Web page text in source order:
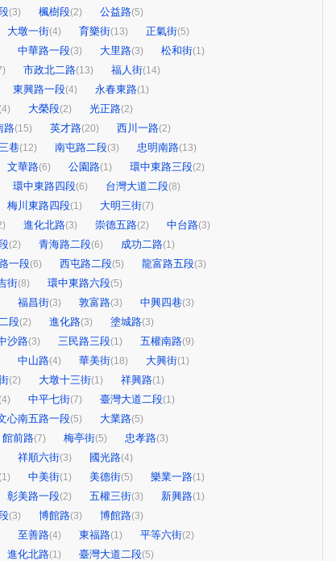
(3) 楓樹段(2) 公益路(5)
大墩一街(4) 育樂街(13) 正氣街(5)
中華路一段(3) 大里路(3) 松和街(1)
市政北二路(13) 福人街(14)
東興路一段(4) 永春東路(1)
(4) 大榮段(2) 光正路(2)
路(15) 英才路(20) 西川一路(2)
巷(12) 南屯路二段(3) 忠明南路(13)
文華路(6) 公園路(1) 環中東路三段(2)
環中東路四段(6) 台灣大道二段(8)
梅川東路四段(1) 大明三街(7)
進化北路(3) 崇德五路(2) 中台路(3)
(2) 青海路二段(6) 成功二路(1)
一段(6) 西屯路二段(5) 龍富路五段(3)
街(8) 環中東路六段(5)
福昌街(3) 敦富路(3) 中興四巷(3)
段(2) 進化路(3) 塗城路(3)
沙路(3) 三民路三段(1) 五權南路(9)
中山路(4) 華美街(18) 大興街(1)
(2) 大墩十三街(1) 祥興路(1)
(4) 中平七街(7) 臺灣大道二段(1)
心南五路一段(5) 大業路(5)
館前路(7) 梅亭街(5) 忠孝路(3)
祥順六街(3) 國光路(4)
(1) 中美街(1) 美德街(5) 樂業一路(1)
彰美路一段(2) 五權三街(3) 新興路(1)
(3) 博館路(3) 博館路(3)
至善路(4) 東福路(1) 平等六街(2)
進化北路(1) 臺灣大道二段(5)